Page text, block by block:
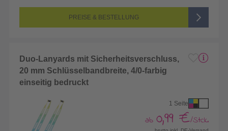
Seitenanzahl: 2-seitig (Vorderseite und Rückseite bedruckt)
4/4-farbig CMYK (vollfarbig bedruckt)
PREISE & BESTELLUNG
Duo-Lanyards mit Sicherheitsverschluss,
20 mm Schlüsselbandbreite, 4/0-farbig
einseitig bedruckt
1 Seite
ab 0,99 €/Stck.